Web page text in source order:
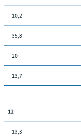
10,2
35,8
20
13,7
12
13,3